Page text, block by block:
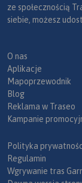
ze społecznością
siebie, możesz
O nas
Aplikacje
Mapoprzewodnik
Blog
Reklama w Traseo
Kampanie
Polityka
Regulamin
Wgrywanie tras